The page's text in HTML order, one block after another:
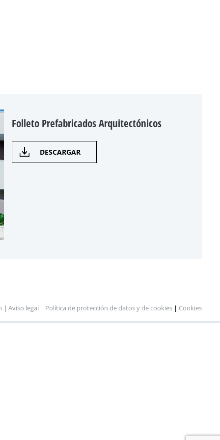
Folleto Prefabricados Arquitectónicos
DESCARGAR
| Aviso legal | Política de protección de datos y de cookies | Cookies